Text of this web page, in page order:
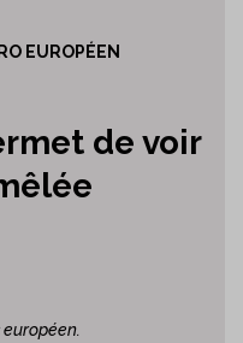
EUROPÉEN
de voir